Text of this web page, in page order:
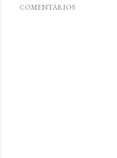
COMENTARIOS